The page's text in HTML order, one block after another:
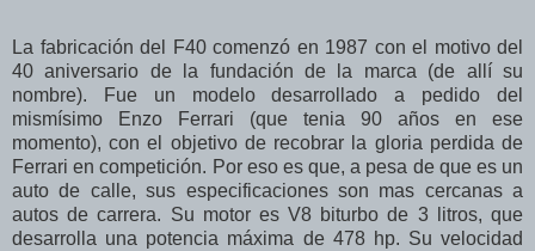
La fabricación del F40 comenzó en 1987 con el motivo del
40 aniversario de la fundación de la marca (de allí su
nombre). Fue un modelo desarrollado a pedido del
mismísimo Enzo Ferrari (que tenia 90 años en ese
momento), con el objetivo de recobrar la gloria perdida de
Ferrari en competición. Por eso es que, a pesa de que es un
auto de calle, sus especificaciones son mas cercanas a
autos de carrera. Su motor es V8 biturbo de 3 litros, que
desarrolla una potencia máxima de 478 hp. Su velocidad